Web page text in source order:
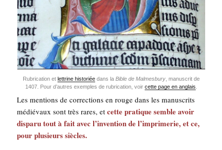
Rubri­ca­tion et let­trine his­to­riéedans la Bible de Mal­mes­bu­ry, manus­crit de
1407. Pour d’autres exemples de rubri­ca­tion, voir cette page en anglais.
Les men­tions de cor­rec­tions en rouge dans les manus­crits
médié­vaux sont très rares, etcette pra­tique semble avoir
dis­pa­ru tout à fait avec l’invention de l’im­pri­me­rie, et ce,
pour plu­sieurs siècles.